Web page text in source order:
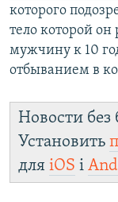
которого
тело которой
мужчину к 10
отбыванием в
Новости
Установить
для iOS і